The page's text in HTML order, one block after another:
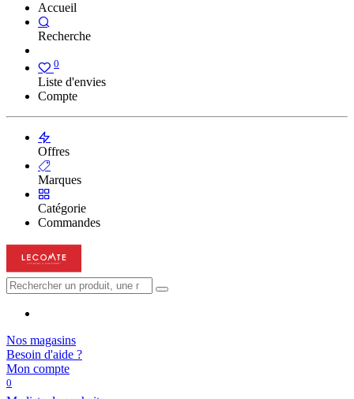
Accueil
Recherche
0
Liste d'envies
Compte
Offres
Marques
Catégorie
Commandes
Nos magasins
Besoin d'aide ?
Mon compte
0